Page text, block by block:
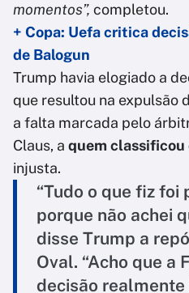
momentos”, completou.
+ Copa: Uefa critica
de Balogun
Trump havia elogiado a
que resultou na expulsão
a falta marcada pelo
Claus, a quem classificou
injusta.
“Tudo o que fiz foi
porque não achei
disse Trump a
Oval. “Acho que a
decisão realmente